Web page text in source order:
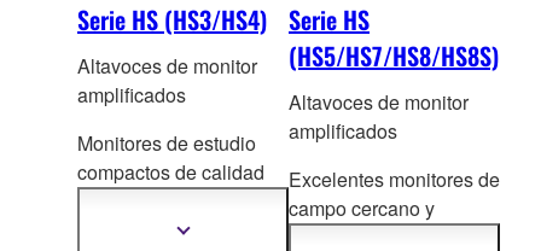
Serie HS (HS3/HS4)
Altavoces de monitor
amplificados
Monitores de estudio
compactos de calidad
creadores exigentes
Mostrar
Serie HS
(HS5/HS7/HS8/HS8S)
Altavoces de monitor
amplificados
Excelentes monitores de
campo cercano y